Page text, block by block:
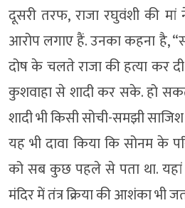
दूसरी तरफ, राजा रघुवंशी की
आरोप लगाए हैं. उनका कहना है,
दोष के चलते राजा की हत्या कर
कुशवाहा से शादी कर सके. हो
शादी भी किसी सोची-समझी साजिश
यह भी दावा किया कि सोनम के
को सब कुछ पहले से पता था. यहां
मंदिर में तंत्र क्रिया की आशंका भी